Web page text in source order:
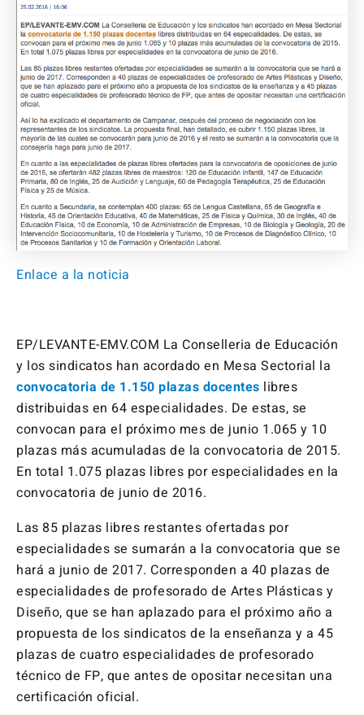
Enlace a la noticia
EP/LEVANTE-EMV.COM La Conselleria de Educación
y los sindicatos han acordado en Mesa Sectorial la
convocatoria de 1.150 plazas docentes libres
distribuidas en 64 especialidades. De estas, se
convocan para el próximo mes de junio 1.065 y 10
plazas más acumuladas de la convocatoria de 2015.
En total 1.075 plazas libres por especialidades en la
convocatoria de junio de 2016.
Las 85 plazas libres restantes ofertadas por
especialidades se sumarán a la convocatoria que se
hará a junio de 2017. Corresponden a 40 plazas de
especialidades de profesorado de Artes Plásticas y
Diseño, que se han aplazado para el próximo año a
propuesta de los sindicatos de la enseñanza y a 45
plazas de cuatro especialidades de profesorado
técnico de FP, que antes de opositar necesitan una
certificación oficial.